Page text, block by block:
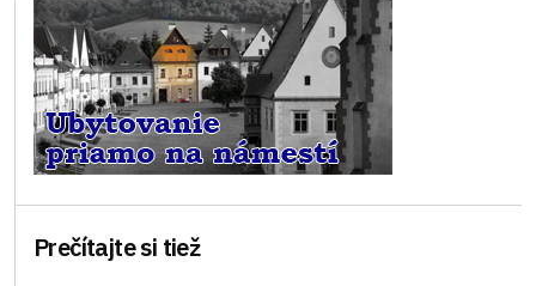
Prečítajte si tiež